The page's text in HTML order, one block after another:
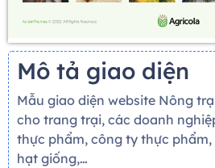
Mô tả giao diện
Mẫu giao diện website Nông
cho trang trại, các doanh
thực phẩm, công ty thực
hạt giống,…